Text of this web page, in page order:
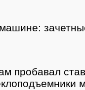
пробавал